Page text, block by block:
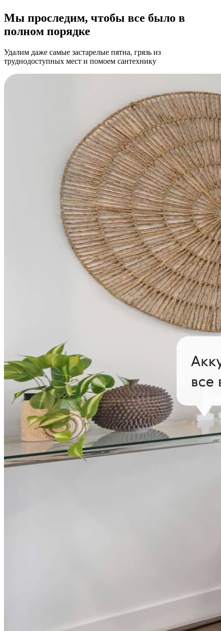
Мы проследим, чтобы все было в
полном порядке
Удалим даже самые застарелые пятна, грязь из
труднодоступных мест и помоем сантехнику